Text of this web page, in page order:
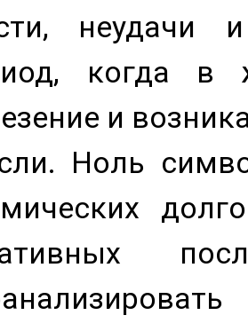
неудачи
когда в
и
Ноль